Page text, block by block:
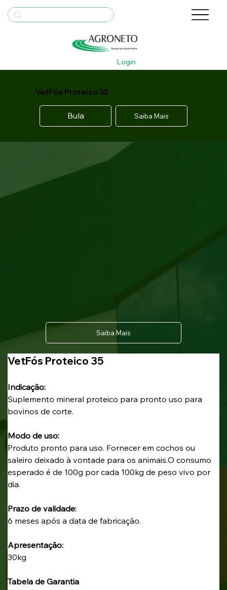
Login
VetFós Proteico 35
Bula Saiba Mais
VetFós Proteico 35
Indicação:
Suplemento mineral proteico para pronto uso para
bovinos de corte.
Modo de uso:
Produto pronto para uso. Fornecer em cochos ou
saleiro deixado à vontade para os animais.O consumo
esperado é de 100g por cada 100kg de peso vivo por
dia.
Prazo de validade:
6 meses após a data de fabricação.
Apresentação:
30kg
Tabela de Garantia
Saiba Mais